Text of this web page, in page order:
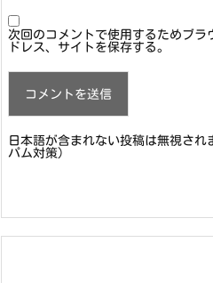
次回のコメントで使用するためブラ
ドレス、サイトを保存する。
日本語が含まれない投稿は無視され
パム対策）